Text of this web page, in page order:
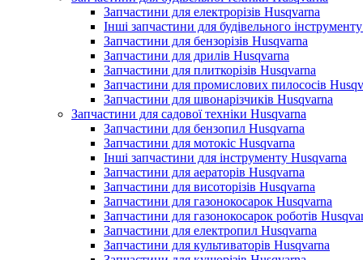
Запчастини для електрорізів Husqvarna
Інші запчастини для будівельного
Запчастини для бензорізів Husqvarna
Запчастини для дрилів Husqvarna
Запчастини для плиткорізів Husqvarna
Запчастини для промислових пилососів
Запчастини для швонарізчиків Husqvarna
Запчастини для садової техніки Husqvarna
Запчастини для бензопил Husqvarna
Запчастини для мотокіс Husqvarna
Інші запчастини для інструменту Husqvarna
Запчастини для аераторів Husqvarna
Запчастини для висоторізів Husqvarna
Запчастини для газонокосарок Husqvarna
Запчастини для газонокосарок роботів
Запчастини для електропил Husqvarna
Запчастини для культиваторів Husqvarna